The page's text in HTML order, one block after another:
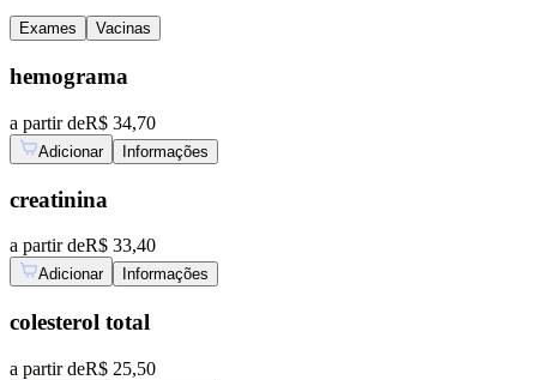
Exames Vacinas
hemograma
a partir deR$ 34,70
Adicionar Informações
creatinina
a partir deR$ 33,40
Adicionar Informações
colesterol total
a partir deR$ 25,50